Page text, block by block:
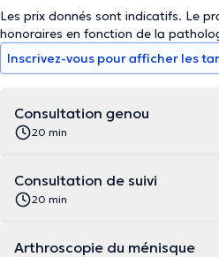
Les prix donnés sont indicatifs. Le
honoraires en fonction de la
Inscrivez-vous pour afficher les
Consultation genou
20 min
Consultation de suivi
20 min
Arthroscopie du ménisque